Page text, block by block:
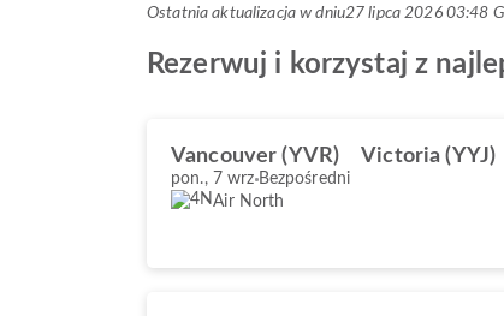
Ostatnia aktualizacja w dniu27 lipca 2026 03:48
Rezerwuj i korzystaj z
Vancouver (YVR) Victoria (YYJ)
pon., 7 wrz Bezpośredni
Air North